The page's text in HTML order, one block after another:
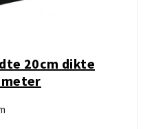
20cm dikte